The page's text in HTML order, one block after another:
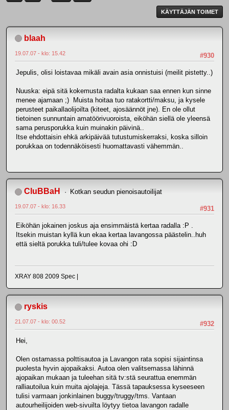
KÄYTTÄJÄN TOIMET
blaah
#930
19.07.07 - klo: 15.42
Jepulis, olisi loistavaa mikäli avain asia onnistuisi (meilit pistetty..)
Nuuska: eipä sitä kokemusta radalta kukaan saa ennen kun sinne
menee ajamaan ;) Muista hoitaa tuo ratakortti/maksu, ja kysele
perusteet paikallaolijoilta (kiteet, ajosäännöt jne). En ole ollut
tietoinen sunnuntain amatöörivuoroista, eiköhän siellä ole yleensä
sama perusporukka kuin muinakin päivinä..
Itse ehdottaisin ehkä arkipäivää tutustumiskerraksi, koska silloin
porukkaa on todennäköisesti huomattavasti vähemmän..
CluBBaH Kotkan seudun pienoisautoilijat
#931
19.07.07 - klo: 16.33
Eiköhän jokainen joskus aja ensimmäistä kertaa radalla :P .
Itsekin muistan kyllä kun ekaa kertaa lavangossa päästelin..huh
että sieltä porukka tuli/tulee kovaa ohi :D
XRAY 808 2009 Spec |
ryskis
#932
21.07.07 - klo: 00.52
Hei,
Olen ostamassa polttisautoa ja Lavangon rata sopisi sijaintinsa
puolesta hyvin ajopaikaksi. Autoa olen valitsemassa lähinnä
ajopaikan mukaan ja tuleehan sitä tv:stä seurattua enemmän
ralliautoilua kuin muita ajolajeja. Tässä tapauksessa kyseeseen
tulisi varmaan jonkinlainen buggy/truggy/tms. Vantaan
autourheilijoiden web-sivuilta löytyy tietoa lavangon radalle